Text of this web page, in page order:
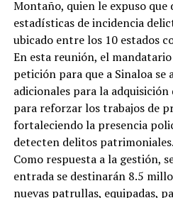
Montaño, quien le expuso que
estadísticas de incidencia
ubicado entre los 10 estados
En esta reunión, el
petición para que a Sinaloa se
adicionales para la
para reforzar los trabajos de
fortaleciendo la presencia
detecten delitos patrimoniales.
Como respuesta a la gestión,
entrada se destinarán 8.5
nuevas patrullas, equipadas,